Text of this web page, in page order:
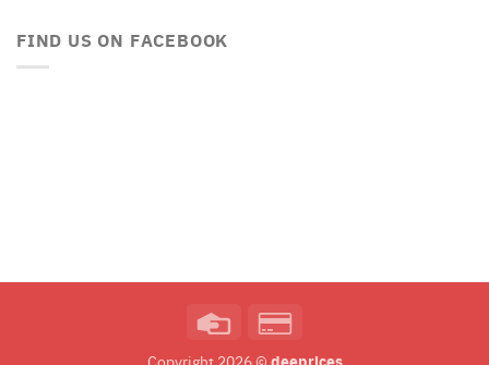
FIND US ON FACEBOOK
Credit
Copyright 2026 © deeprices